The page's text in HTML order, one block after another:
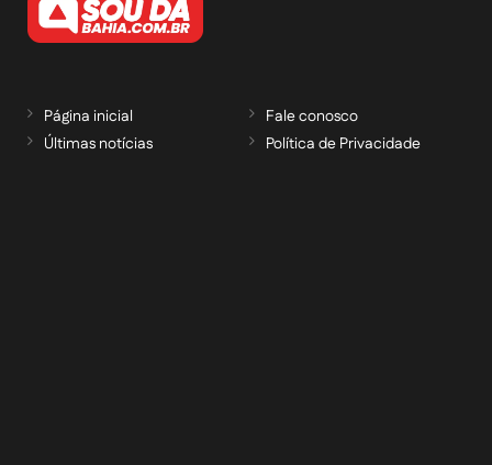
Página inicial
Últimas notícias
Fale conosco
Política de Privacidade